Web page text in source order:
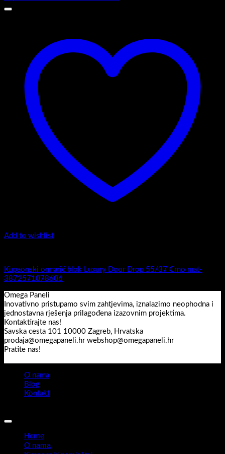
Add to wishlist
Kupaonski ormarić blok Luxury Door Drop 55/37 Crno mat-
3872571078606
Omega Paneli
Inovativno pristupamo svim zahtjevima, iznalazimo neophodna i
jednostavna rješenja prilagođena izazovnim projektima.
Kontaktirajte nas!
Savska cesta 101 10000 Zagreb, Hrvatska
prodaja@omegapaneli.hr webshop@omegapaneli.hr
Pratite nas!
O nama
Blog
Kontakt
Home
O nama